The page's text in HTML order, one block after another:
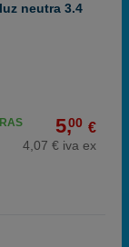
neutra 3.4
5,00 €
4,07 € iva ex